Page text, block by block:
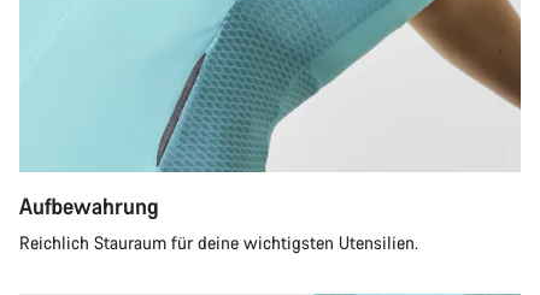
Aufbewahrung
Reichlich Stauraum für deine wichtigsten Utensilien.